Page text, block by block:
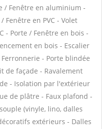
/ Fenêtre en aluminium -
en PVC - Volet
- Porte / Fenêtre en bois -
en bois - Escalier
- Porte blindée
de façade - Ravalement
- Isolation par l'extérieur
de plâtre - Faux plafond -
(vinyle, lino, dalles
extérieurs - Dalles